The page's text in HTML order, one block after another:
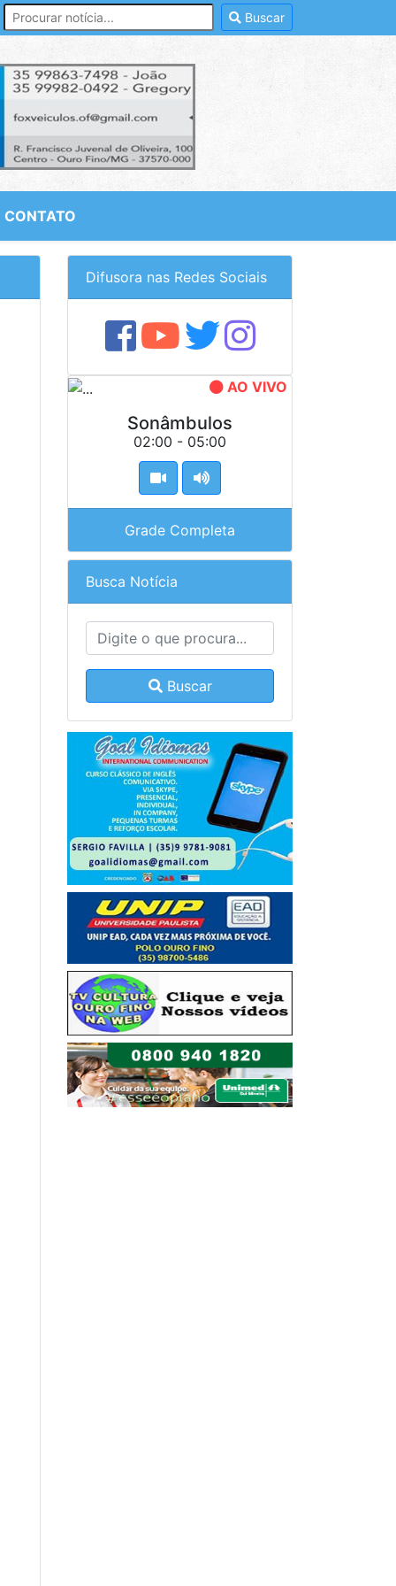
Buscar
CONTATO
Difusora nas Redes Sociais
AO VIVO
Sonâmbulos
02:00 - 05:00
Grade Completa
Busca Notícia
Buscar